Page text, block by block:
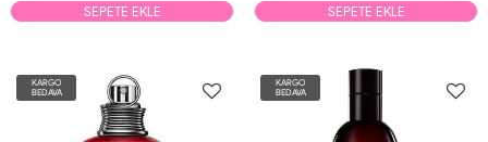
SEPETE EKLE SEPETE EKLE
KARGO
BEDAVA
KARGO
BEDAVA